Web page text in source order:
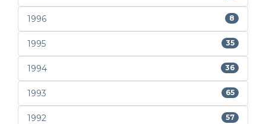
1996 8
1995 35
1994 36
1993 65
1992 57